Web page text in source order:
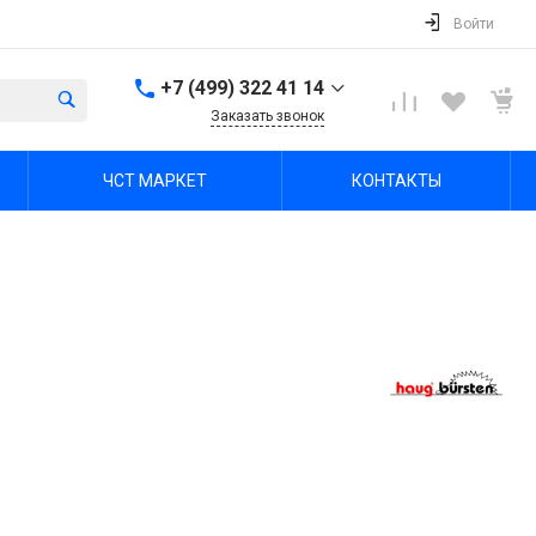
Войти
+7 (499) 322 41 14
г. Тула, Октябрьская ул,
Заказать звонок
ЧСТ МАРКЕТ КОНТАКТЫ